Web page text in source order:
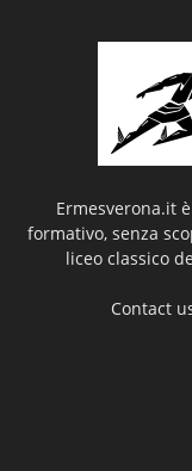
Ermesverona.it
formativo, senza
liceo classico
Contact